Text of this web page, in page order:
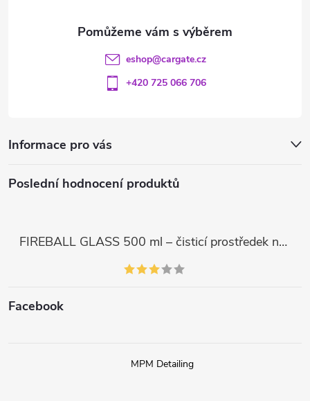
Informace pro vás
Poslední hodnocení produktů
FIREBALL GLASS 500 ml – čisticí prostředek na skla a LCD displeje
eshop@cargate.cz
+420 725 066 706
Facebook
MPM Detailing